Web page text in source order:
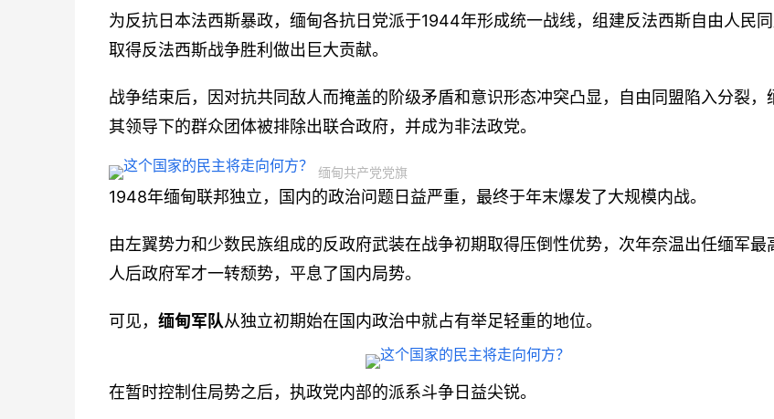
为反抗日本法西斯暴政，缅甸各抗日党派于1944年形成统一战线，组建反法西斯自由人民
取得反法西斯战争胜利做出巨大贡献。
战争结束后，因对抗共同敌人而掩盖的阶级矛盾和意识形态冲突凸显，自由同盟陷入分裂，
其领导下的群众团体被排除出联合政府，并成为非法政党。
缅甸共产党党旗
1948年缅甸联邦独立，国内的政治问题日益严重，最终于年末爆发了大规模内战。
由左翼势力和少数民族组成的反政府武装在战争初期取得压倒性优势，次年奈温出任缅军最
人后政府军才一转颓势，平息了国内局势。
可见， 缅甸军队从独立初期始在国内政治中就占有举足轻重的地位。
在暂时控制住局势之后，执政党内部的派系斗争日益尖锐。